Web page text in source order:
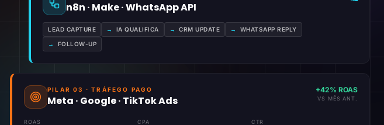
n8n · Make · WhatsApp API
LEAD CAPTURE → IA QUALIFICA → CRM UPDATE → WHATSAPP REPLY
→ FOLLOW-UP
PILAR 03 · TRÁFEGO PAGO
Meta · Google · TikTok Ads
+42% ROAS
VS MÊS ANT.
ROAS CPA CTR